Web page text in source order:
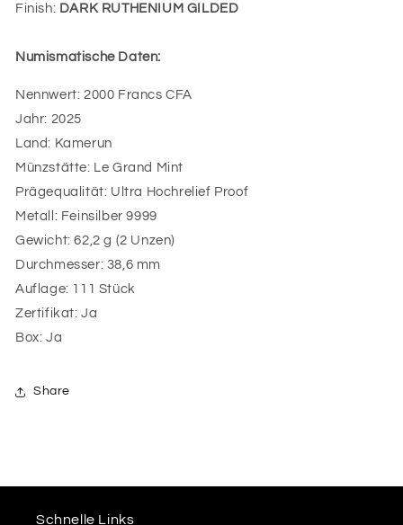
Finish: DARK RUTHENIUM GILDED
Numismatische Daten:
Nennwert: 2000 Francs CFA
Jahr: 2025
Land: Kamerun
Münzstätte: Le Grand Mint
Prägequalität: Ultra Hochrelief Proof
Metall: Feinsilber 9999
Gewicht: 62,2 g (2 Unzen)
Durchmesser: 38,6 mm
Auflage: 111 Stück
Zertifikat: Ja
Box: Ja
Share
Schnelle Links